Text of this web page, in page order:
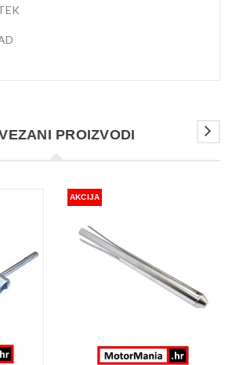
PROIZVODI
AKCIJA